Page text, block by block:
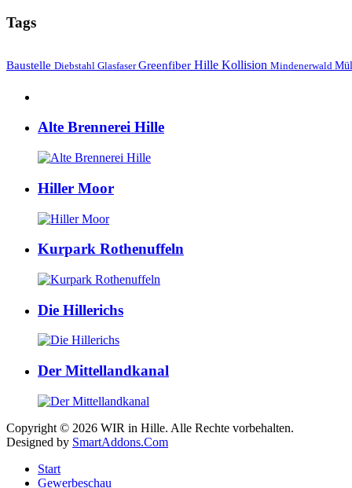
Tags
Baustelle Diebstahl GlasfaserGreenfiber Hille Kollision Mindenerwald
Alte Brennerei Hille
Hiller Moor
Kurpark Rothenuffeln
Die Hillerichs
Der Mittellandkanal
Copyright © 2026 WIR in Hille. Alle Rechte vorbehalten.
Designed by SmartAddons.Com
Start
Gewerbeschau